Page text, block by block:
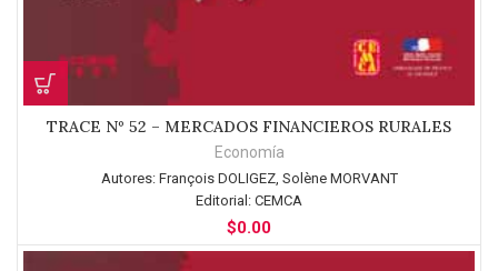
TRACE Nº 52 – MERCADOS FINANCIEROS RURALES
Economía
Autores:François DOLIGEZ, Solène MORVANT
Editorial: CEMCA
$0.00